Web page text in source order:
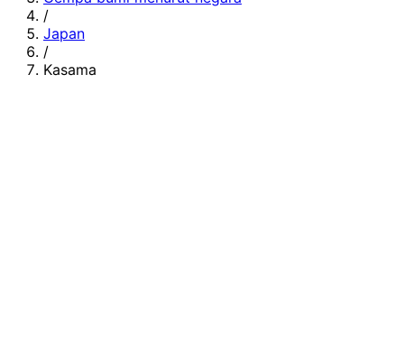
/
Japan
/
Kasama